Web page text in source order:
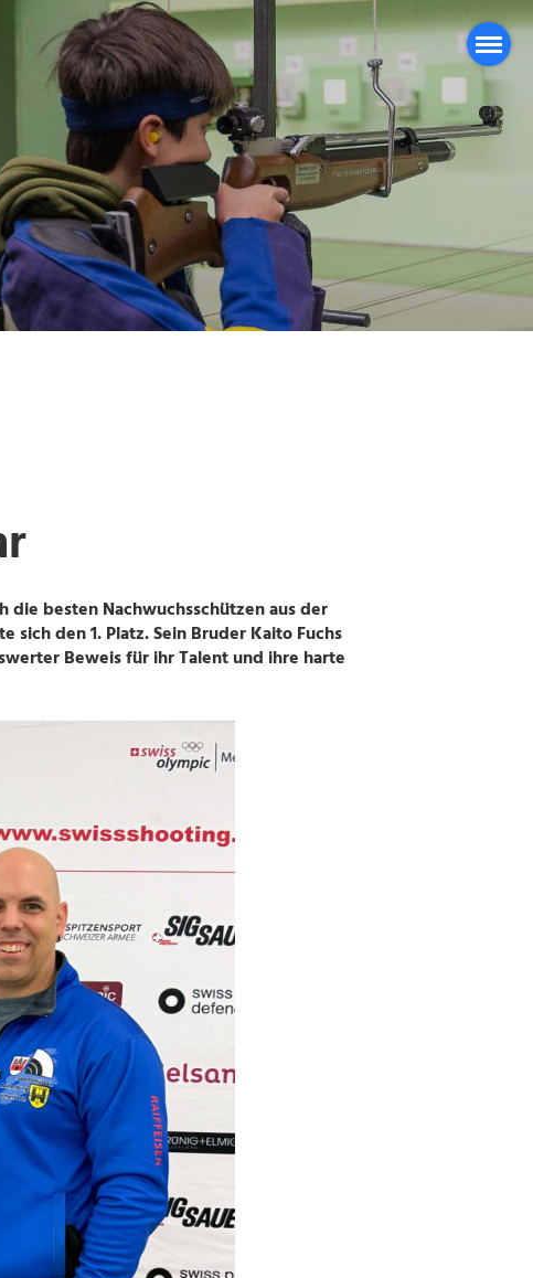
die besten Nachwuchsschützen aus der
den 1. Platz. Sein Bruder Kaito Fuchs
Beweis für ihr Talent und ihre harte